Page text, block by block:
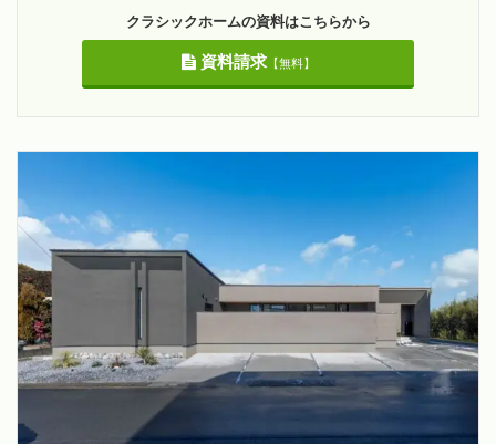
クラシックホームの資料はこちらから
資料請求【無料】